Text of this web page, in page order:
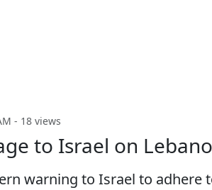
- 18 views
to Israel on
warning to Israel to adhere